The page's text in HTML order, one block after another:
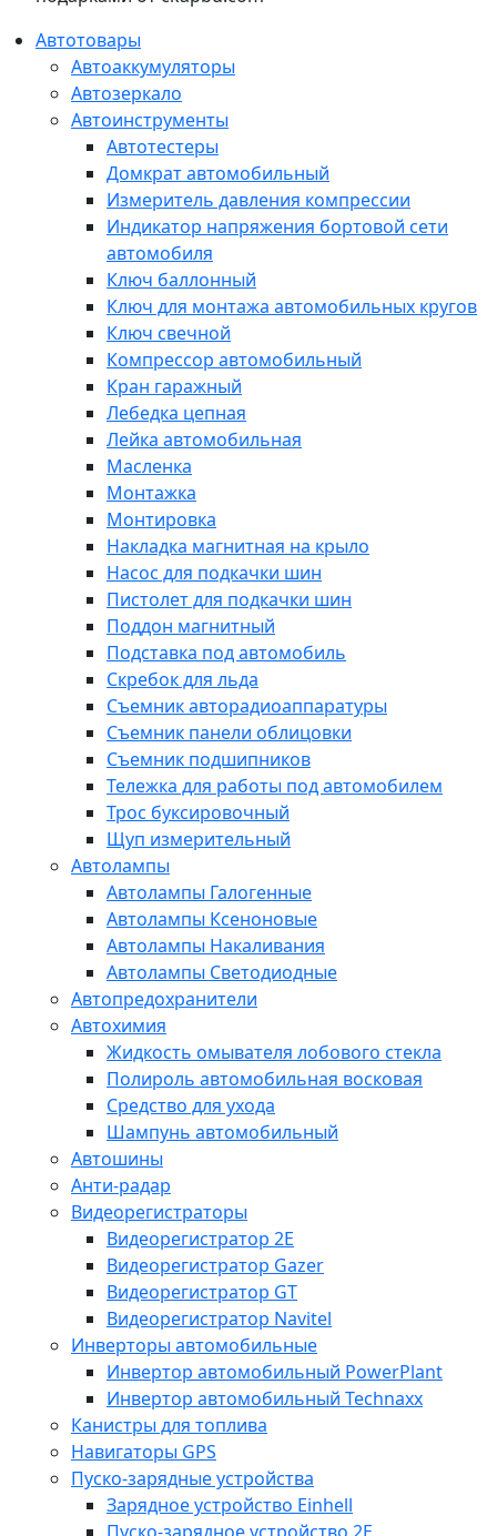
Автотовары
Автоаккумуляторы
Автозеркало
Автоинструменты
Автотестеры
Домкрат автомобильный
Измеритель давления компрессии
Индикатор напряжения бортовой сети
автомобиля
Ключ баллонный
Ключ для монтажа автомобильных кругов
Ключ свечной
Компрессор автомобильный
Кран гаражный
Лебедка цепная
Лейка автомобильная
Масленка
Монтажка
Монтировка
Накладка магнитная на крыло
Насос для подкачки шин
Пистолет для подкачки шин
Поддон магнитный
Подставка под автомобиль
Скребок для льда
Съемник авторадиоаппаратуры
Съемник панели облицовки
Съемник подшипников
Тележка для работы под автомобилем
Трос буксировочный
Щуп измерительный
Автолампы
Автолампы Галогенные
Автолампы Ксеноновые
Автолампы Накаливания
Автолампы Светодиодные
Автопредохранители
Автохимия
Жидкость омывателя лобового стекла
Полироль автомобильная восковая
Средство для ухода
Шампунь автомобильный
Автошины
Анти-радар
Видеорегистраторы
Видеорегистратор 2E
Видеорегистратор Gazer
Видеорегистратор GT
Видеорегистратор Navitel
Инверторы автомобильные
Инвертор автомобильный PowerPlant
Инвертор автомобильный Technaxx
Канистры для топлива
Навигаторы GPS
Пуско-зарядные устройства
Зарядное устройство Einhell